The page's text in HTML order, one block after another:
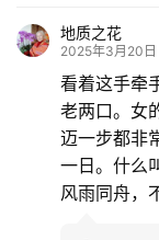
地质之花
2025年3月20
看着这手牵
老两口。女
迈一步都非
一日。什么
风雨同舟，